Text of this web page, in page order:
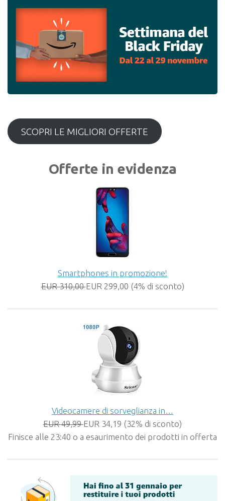
SCOPRI LE MIGLIORI OFFERTE
Offerte in evidenza
Smartphones in promozione!
EUR 310,00EUR 299,00 (4% di sconto)
Videocamere di sorveglianza in…
EUR 49,99EUR 34,19 (32% di sconto)
Finisce alle 23:40 o a esaurimento dei prodotti in offerta